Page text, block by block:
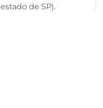
estado de SP).